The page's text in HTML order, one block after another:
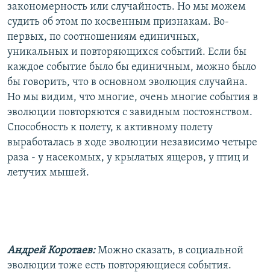
закономерность или случайность. Но мы можем
судить об этом по косвенным признакам. Во-
первых, по соотношениям единичных,
уникальных и повторяющихся событий. Если бы
каждое событие было бы единичным, можно было
бы говорить, что в основном эволюция случайна.
Но мы видим, что многие, очень многие события в
эволюции повторяются с завидным постоянством.
Способность к полету, к активному полету
выработалась в ходе эволюции независимо четыре
раза - у насекомых, у крылатых ящеров, у птиц и
летучих мышей.
Андрей Коротаев:Можно сказать, в социальной
эволюции тоже есть повторяющиеся события.